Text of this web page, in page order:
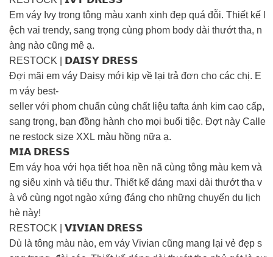
Em váy Ivy trong tông màu xanh xinh đẹp quá đỗi. Thiết kế l
ệch vai trendy, sang trọng cùng phom body dài thướt tha, n
àng nào cũng mê ạ.
RESTOCK | 𝗗𝗔𝗜𝗦𝗬 𝗗𝗥𝗘𝗦𝗦
Đợi mãi em váy Daisy mới kịp về lại trả đơn cho các chị. E
m váy best-
seller với phom chuẩn cùng chất liệu tafta ánh kim cao cấp,
sang trọng, bạn đồng hành cho mọi buổi tiệc. Đợt này Calle
ne restock size XXL màu hồng nữa ạ.
𝗠𝗜𝗔 𝗗𝗥𝗘𝗦𝗦
Em váy hoa với họa tiết hoa nền nã cùng tông màu kem và
ng siêu xinh và tiểu thư. Thiết kế dáng maxi dài thướt tha v
à vô cùng ngọt ngào xứng đáng cho những chuyến du lịch
hè này!
RESTOCK | 𝗩𝗜𝗩𝗜𝗔𝗡 𝗗𝗥𝗘𝗦𝗦
Dù là tông màu nào, em váy Vivian cũng mang lại vẻ đẹp s